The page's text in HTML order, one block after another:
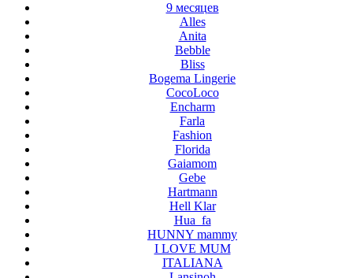
9 месяцев
Alles
Anita
Bebble
Bliss
Bogema Lingerie
CocoLoco
Encharm
Farla
Fashion
Florida
Gaiamom
Gebe
Hartmann
Hell Klar
Hua_fa
HUNNY mammy
I LOVE MUM
ITALIANA